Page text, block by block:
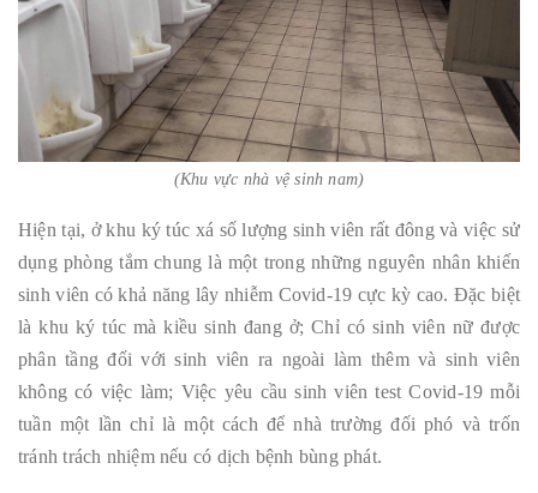
(Khu vực nhà vệ sinh nam)
Hiện tại, ở khu ký túc xá số lượng sinh viên rất đông và việc sử
dụng phòng tắm chung là một trong những nguyên nhân khiến
sinh viên có khả năng lây nhiễm Covid-19 cực kỳ cao. Đặc biệt
là khu ký túc mà kiều sinh đang ở; Chỉ có sinh viên nữ được
phân tầng đối với sinh viên ra ngoài làm thêm và sinh viên
không có việc làm; Việc yêu cầu sinh viên test Covid-19 mỗi
tuần một lần chỉ là một cách để nhà trường đối phó và trốn
tránh trách nhiệm nếu có dịch bệnh bùng phát.